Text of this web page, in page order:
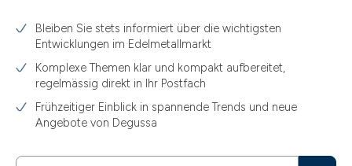
3.11
3.12
3.44
3.58
Bleiben Sie stets informiert über die wichtigsten
Entwicklungen im Edelmetallmarkt
Komplexe Themen klar und kompakt aufbereitet,
regelmässig direkt in Ihr Postfach
Frühzeitiger Einblick in spannende Trends und neue
Angebote von Degussa